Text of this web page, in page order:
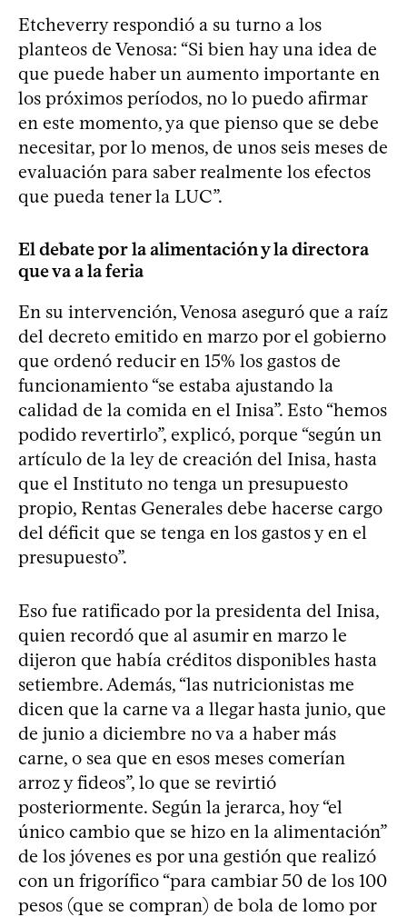
Etcheverry respondió a su turno a los
planteos de Venosa: “Si bien hay una idea de
que puede haber un aumento importante en
los próximos períodos, no lo puedo afirmar
en este momento, ya que pienso que se debe
necesitar, por lo menos, de unos seis meses de
evaluación para saber realmente los efectos
que pueda tener la LUC”.
El debate por la alimentación y la directora
que va a la feria
En su intervención, Venosa aseguró que a raíz
del decreto emitido en marzo por el gobierno
que ordenó reducir en 15% los gastos de
funcionamiento “se estaba ajustando la
calidad de la comida en el Inisa”. Esto “hemos
podido revertirlo”, explicó, porque “según un
artículo de la ley de creación del Inisa, hasta
que el Instituto no tenga un presupuesto
propio, Rentas Generales debe hacerse cargo
del déficit que se tenga en los gastos y en el
presupuesto”.
Eso fue ratificado por la presidenta del Inisa,
quien recordó que al asumir en marzo le
dijeron que había créditos disponibles hasta
setiembre. Además, “las nutricionistas me
dicen que la carne va a llegar hasta junio, que
de junio a diciembre no va a haber más
carne, o sea que en esos meses comerían
arroz y fideos”, lo que se revirtió
posteriormente. Según la jerarca, hoy “el
único cambio que se hizo en la alimentación”
de los jóvenes es por una gestión que realizó
con un frigorífico “para cambiar 50 de los 100
pesos (que se compran) de bola de lomo por